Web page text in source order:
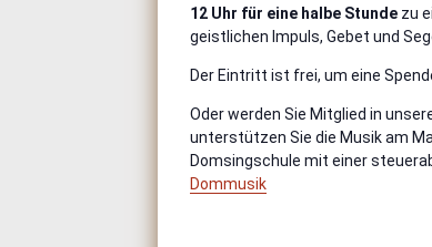
12 Uhr für eine halbe Stunde zu
geistlichen Impuls, Gebet und
Der Eintritt ist frei, um eine
Oder werden Sie Mitglied in
unterstützen Sie die Musik am
Domsingschule mit einer
Dommusik